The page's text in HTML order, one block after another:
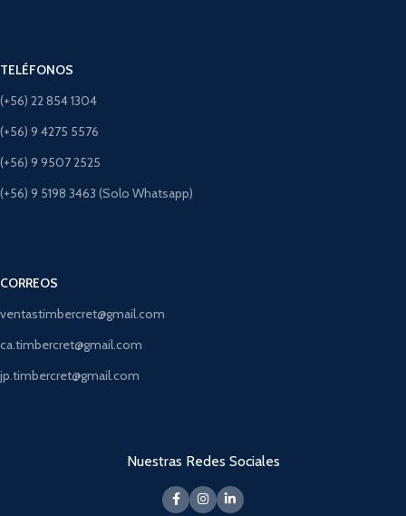
TELÉFONOS
(+56) 22 854 1304
(+56) 9 4275 5576
(+56) 9 9507 2525
(+56) 9 5198 3463 (Solo Whatsapp)
CORREOS
ventastimbercret@gmail.com
ca.timbercret@gmail.com
jp.timbercret@gmail.com
Nuestras Redes Sociales